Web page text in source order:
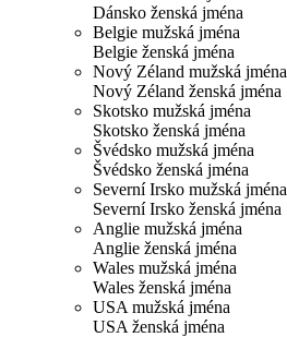
Dánsko ženská jména
Belgie mužská jména
Belgie ženská jména
Nový Zéland mužská jména
Nový Zéland ženská jména
Skotsko mužská jména
Skotsko ženská jména
Švédsko mužská jména
Švédsko ženská jména
Severní Irsko mužská jména
Severní Irsko ženská jména
Anglie mužská jména
Anglie ženská jména
Wales mužská jména
Wales ženská jména
USA mužská jména
USA ženská jména